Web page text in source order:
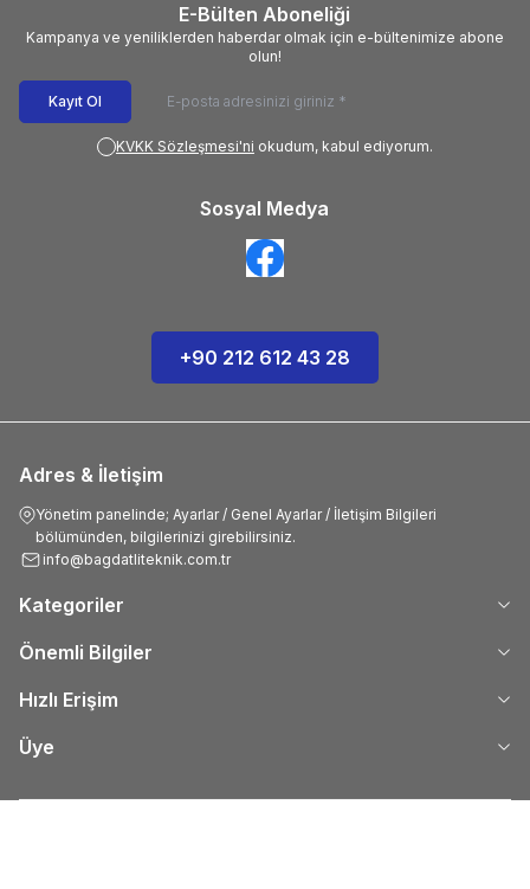
E-Bülten Aboneliği
Kampanya ve yeniliklerden haberdar olmak için e-bültenimize abone
olun!
Kayıt Ol
KVKK Sözleşmesi'ni okudum, kabul ediyorum.
Sosyal Medya
+90 212 612 43 28
Adres & İletişim
Yönetim panelinde; Ayarlar / Genel Ayarlar / İletişim Bilgileri
bölümünden, bilgilerinizi girebilirsiniz.
info@bagdatliteknik.com.tr
Kategoriler
Önemli Bilgiler
Hızlı Erişim
Üye